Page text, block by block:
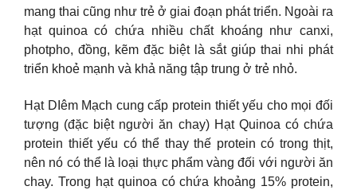
mang thai cũng như trẻ ở giai đoạn phát triển. Ngoài ra
hạt quinoa có chứa nhiều chất khoáng như canxi,
photpho, đồng, kẽm đặc biệt là sắt giúp thai nhi phát
triển khoẻ mạnh và khả năng tập trung ở trẻ nhỏ.
Hạt DIêm Mạch cung cấp protein thiết yếu cho mọi đối
tượng (đặc biệt người ăn chay) Hạt Quinoa có chứa
protein thiết yếu có thể thay thế protein có trong thịt,
nên nó có thể là loại thực phẩm vàng đối với người ăn
chay. Trong hạt quinoa có chứa khoảng 15% protein,